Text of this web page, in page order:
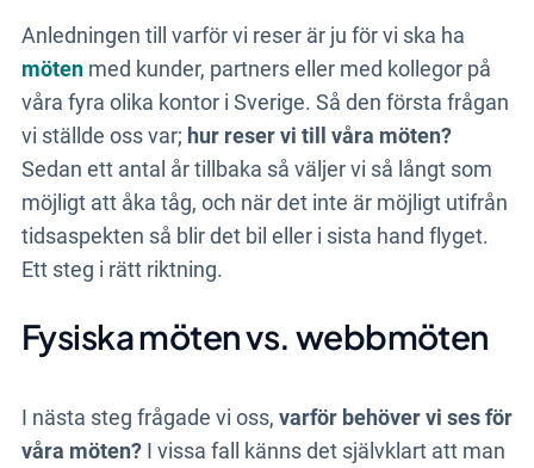
Anledningen till varför vi reser är ju för vi ska ha
mötenmed kunder, partners eller med kollegor på
våra fyra olika kontor i Sverige. Så den första frågan
vi ställde oss var; hur reser vi till våra möten?
Sedan ett antal år tillbaka så väljer vi så långt som
möjligt att åka tåg, och när det inte är möjligt utifrån
tidsaspekten så blir det bil eller i sista hand flyget.
Ett steg i rätt riktning.
Fysiska möten vs. webbmöten
I nästa steg frågade vi oss, varför behöver vi ses för
våra möten?I vissa fall känns det självklart att man